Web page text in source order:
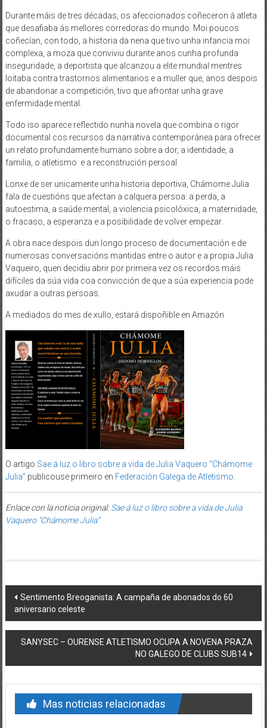
Durante máis de tres décadas, os afeccionados coñeceron á atleta
que desafiaba ás mellores corredoras do mundo. Moi poucos
coñecían, con todo, a historia da nena que tivo unha infancia moi
complexa, a moza que conviviu durante anos cunha profunda
inseguridade, a deportista que alcanzou a elite mundial mentres
loitaba contra trastornos alimentarios e a muller que, anos despois
de abandonar a competición, tivo que afrontar unha grave
enfermidade mental.
Todo iso aparece reflectido nunha novela que combina o rigor
documental cos recursos da narrativa contemporánea para ofrecer
un relato profundamente humano sobre a dor, a identidade, a
familia, o atletismo e a reconstrución persoal
Lonxe de ser unicamente unha historia deportiva, Chámome Julia
fala de cuestións que afectan a calquera persoa: a perda, a
autoestima, a saúde mental, a violencia psicolóxica, a maternidade,
o fracaso, a esperanza e a posibilidade de volver empezar.
A obra nace despois dun longo proceso de documentación e de
numerosas conversacións mantidas entre o autor e a propia Julia
Vaqueiro, quen decidiu abrir por primeira vez os recordos máis
difíciles da súa vida coa convicción de que a súa experiencia pode
axudar a outras persoas.
A mediados do mes de xullo, estará dispoñible en Amazón
O artigo Sae á luz o libro sobre a vida de Julia Vaquero “Chámome
Julia” publicouse primeiro en Federación Galega de Atletismo.
Enlace con la noticia original:Sae á luz o libro sobre a vida de Julia
Vaquero “Chámome Julia”
Post navigation
Sentimento Breoganista: A campaña de abonados do 60
aniversario celeste
SANYSEC – OURENSE ATLETISMO OCUPA A NOVENA PRAZA
NO GALEGO DE CLUBS SUB14
Mas noticias relacionadas